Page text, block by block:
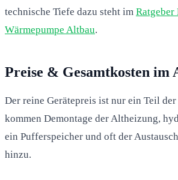
technische Tiefe dazu steht im Ratgeber
Wärmepumpe Altbau.
Preise & Gesamtkosten im
Der reine Gerätepreis ist nur ein Teil
kommen Demontage der Altheizung,
ein Pufferspeicher und oft der
hinzu.